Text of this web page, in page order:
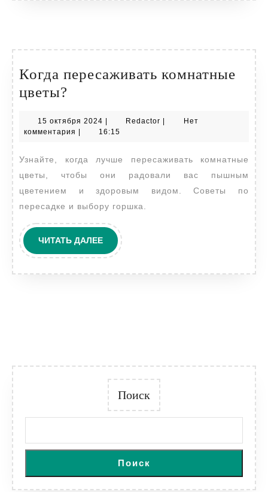
Когда пересаживать комнатные
цветы?
комнатные
15 октября 2024 15
октября
Redactor Redactor
Нет
комментария
16:15
Узнайте, когда лучше пересаживать комнатные
цветы, чтобы они радовали вас пышным
цветением и здоровым видом. Советы по
пересадке и выбору горшка.
ЧИТАТЬ ДАЛЕЕЧИТАТЬ
ДАЛЕЕ
Поиск
Поиск